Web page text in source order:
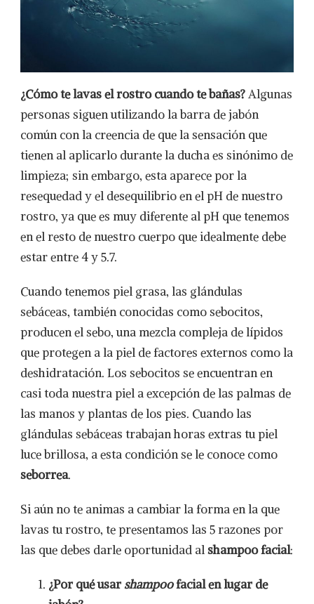
¿Cómo te lavas el rostro cuando te bañas?Algunas
personas siguen utilizando la barra de jabón
común con la creencia de que la sensación que
tienen al aplicarlo durante la ducha es sinónimo de
limpieza; sin embargo, esta aparece por la
resequedad y el desequilibrio en el pH de nuestro
rostro, ya que es muy diferente al pH que tenemos
en el resto de nuestro cuerpo que idealmente debe
estar entre 4 y 5.7.
Cuando tenemos piel grasa, las glándulas
sebáceas, también conocidas como sebocitos,
producen el sebo, una mezcla compleja de lípidos
que protegen a la piel de factores externos como la
deshidratación. Los sebocitos se encuentran en
casi toda nuestra piel a excepción de las palmas de
las manos y plantas de los pies. Cuando las
glándulas sebáceas trabajan horas extras tu piel
luce brillosa, a esta condición se le conoce como
seborrea.
Si aún no te animas a cambiar la forma en la que
lavas tu rostro, te presentamos las 5 razones por
las que debes darle oportunidad alshampoo facial:
¿Por qué usarshampoofacial en lugar de